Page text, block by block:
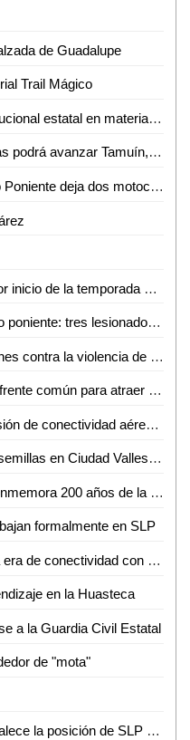
de Guadalupe
Trail Mágico
Fue aprobada la reforma constitucional estatal en materia electoral
Solo con continuidad en las obras podrá avanzar Tamuín, afirma exalcalde
Choque frontal en el Libramiento Poniente deja dos motociclistas inconscientes
Prevén lluvias fuertes en SLP por inicio de la temporada de huracanes
Aparatoso choque en libramiento poniente: tres lesionados, dos de ellos graves
Gobierno estatal fortalece acciones contra la violencia de género
Empresarios y Gobierno hacen frente común para atraer nuevas empresas a SLP
Reconoce Canaco Huasteca visión de conectividad aérea de Gallardo para SLP
Anuncian ritual de bendición de semillas en Ciudad Valles para el 24 de junio
Facultad de Derecho UASLP conmemora 200 años de la primera Cátedra Prima de Leyes
formalmente en SLP
Ricardo Gallardo impulsa nueva era de conectividad con ampliación de rutas de Volaris
en la Huasteca
a la Guardia Civil Estatal
de "mota"
Llegada de 5 nuevos vuelos fortalece la posición de SLP como destino turístico y de negocios